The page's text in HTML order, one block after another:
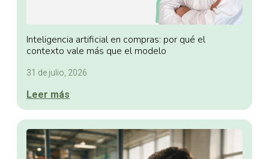
Inteligencia artificial en compras: por qué el
contexto vale más que el modelo
31 de julio, 2026
Leer más